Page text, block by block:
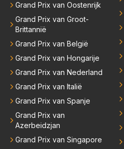
Grand Prix van Oostenrijk
Grand Prix van Groot-
Brittannië
Grand Prix van België
Grand Prix van Hongarije
Grand Prix van Nederland
Grand Prix van Italië
Grand Prix van Spanje
Grand Prix van
Azerbeidzjan
Grand Prix van Singapore